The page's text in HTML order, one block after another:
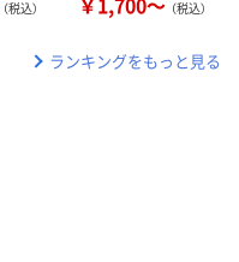
（税込） （税込）
ランキングをもっと見る